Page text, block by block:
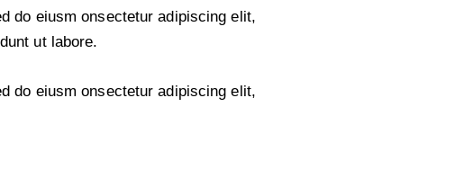
do eiusm onsectetur adipiscing elit,
ut labore.
do eiusm onsectetur adipiscing elit,